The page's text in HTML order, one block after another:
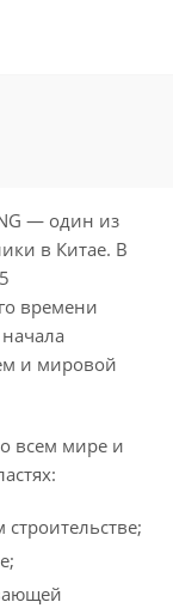
— один из
в Китае. В
времени
и мировой
всем мире и